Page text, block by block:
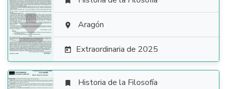
  Aragón
 Extraordinaria de 2025
 Historia de la Filosofía